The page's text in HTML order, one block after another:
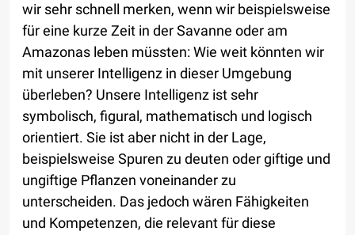
wir sehr schnell merken, wenn wir beispielsweise
für eine kurze Zeit in der Savanne oder am
Amazonas leben müssten: Wie weit könnten wir
mit unserer Intelligenz in dieser Umgebung
überleben? Unsere Intelligenz ist sehr
symbolisch, figural, mathematisch und logisch
orientiert. Sie ist aber nicht in der Lage,
beispielsweise Spuren zu deuten oder giftige und
ungiftige Pflanzen voneinander zu
unterscheiden. Das jedoch wären Fähigkeiten
und Kompetenzen, die relevant für diese